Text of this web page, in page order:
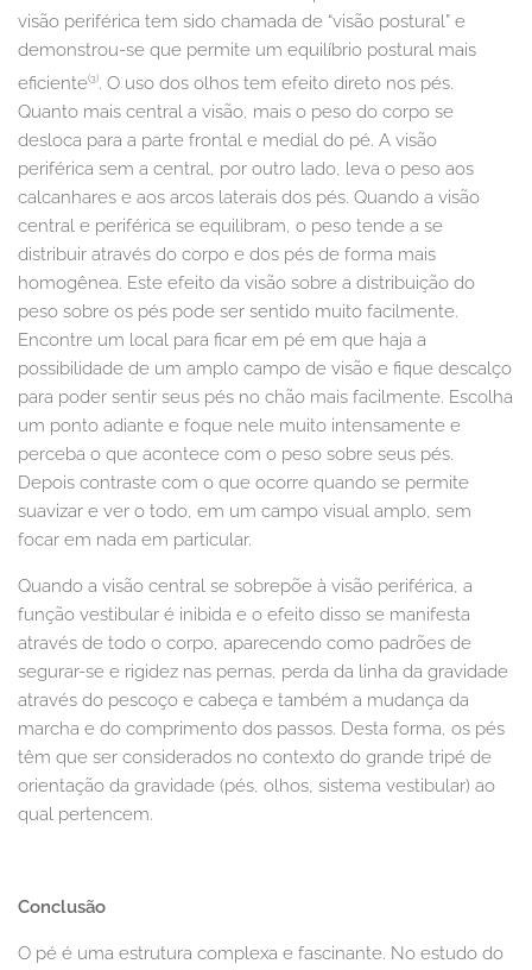
visão periférica tem sido chamada de “visão postural” e
demonstrou-se que permite um equilíbrio postural mais
eficiente(3). O uso dos olhos tem efeito direto nos pés.
Quanto mais central a visão, mais o peso do corpo se
desloca para a parte frontal e medial do pé. A visão
periférica sem a central, por outro lado, leva o peso aos
calcanhares e aos arcos laterais dos pés. Quando a visão
central e periférica se equilibram, o peso tende a se
distribuir através do corpo e dos pés de forma mais
homogênea. Este efeito da visão sobre a distribuição do
peso sobre os pés pode ser sentido muito facilmente.
Encontre um local para ficar em pé em que haja a
possibilidade de um amplo campo de visão e fique descalço
para poder sentir seus pés no chão mais facilmente. Escolha
um ponto adiante e foque nele muito intensamente e
perceba o que acontece com o peso sobre seus pés.
Depois contraste com o que ocorre quando se permite
suavizar e ver o todo, em um campo visual amplo, sem
focar em nada em particular.
Quando a visão central se sobrepõe à visão periférica, a
função vestibular é inibida e o efeito disso se manifesta
através de todo o corpo, aparecendo como padrões de
segurar-se e rigidez nas pernas, perda da linha da gravidade
através do pescoço e cabeça e também a mudança da
marcha e do comprimento dos passos. Desta forma, os pés
têm que ser considerados no contexto do grande tripé de
orientação da gravidade (pés, olhos, sistema vestibular) ao
qual pertencem.
Conclusão
O pé é uma estrutura complexa e fascinante. No estudo do